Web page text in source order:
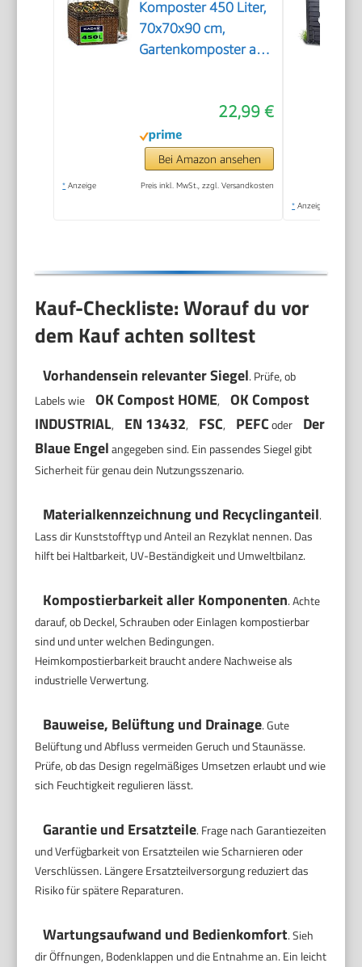
Komposter 450 Liter,
70x70x90 cm,
Gartenkomposter aus
Kompostgitter,
Metallkomposter,
Kompost Behälter
22,99 €
Bei Amazon ansehen
* Anzeige Preis inkl. MwSt., zzgl. Versandkosten
* Anzeige
Kauf-Checkliste: Worauf du vor
dem Kauf achten solltest
Vorhandensein relevanter Siegel. Prüfe, ob
Labels wie
OK Compost HOME,
OK Compost
INDUSTRIAL, EN 13432, FSC, PEFCoder
Der
Blaue Engelangegeben sind. Ein passendes Siegel gibt
Sicherheit für genau dein Nutzungsszenario.
Materialkennzeichnung und Recyclinganteil.
Lass dir Kunststofftyp und Anteil an Rezyklat nennen. Das
hilft bei Haltbarkeit, UV-Beständigkeit und Umweltbilanz.
Kompostierbarkeit aller Komponenten. Achte
darauf, ob Deckel, Schrauben oder Einlagen kompostierbar
sind und unter welchen Bedingungen.
Heimkompostierbarkeit braucht andere Nachweise als
industrielle Verwertung.
Bauweise, Belüftung und Drainage. Gute
Belüftung und Abfluss vermeiden Geruch und Staunässe.
Prüfe, ob das Design regelmäßiges Umsetzen erlaubt und wie
sich Feuchtigkeit regulieren lässt.
Garantie und Ersatzteile. Frage nach Garantiezeiten
und Verfügbarkeit von Ersatzteilen wie Scharnieren oder
Verschlüssen. Längere Ersatzteilversorgung reduziert das
Risiko für spätere Reparaturen.
Wartungsaufwand und Bedienkomfort. Sieh
dir Öffnungen, Bodenklappen und die Entnahme an. Ein leicht